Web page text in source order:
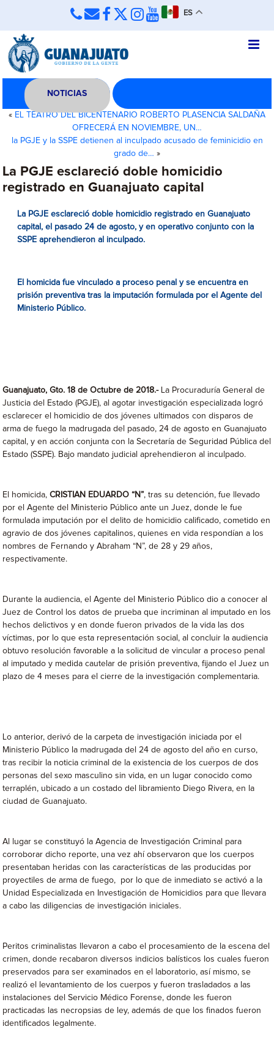
ES
NOTICIAS
« EL TEATRO DEL BICENTENARIO ROBERTO PLASENCIA SALDAÑA
OFRECERÁ EN NOVIEMBRE, UN…
la PGJE y la SSPE detienen al inculpado acusado de feminicidio en
grado de… »
La PGJE esclareció doble homicidio
registrado en Guanajuato capital
La PGJE esclareció doble homicidio registrado en Guanajuato
capital, el pasado 24 de agosto, y en operativo conjunto con la
SSPE aprehendieron al inculpado.
El homicida fue vinculado a proceso penal y se encuentra en
prisión preventiva tras la imputación formulada por el Agente del
Ministerio Público.
Guanajuato, Gto. 18 de Octubre de 2018.- La Procuraduría General de
Justicia del Estado (PGJE), al agotar investigación especializada logró
esclarecer el homicidio de dos jóvenes ultimados con disparos de
arma de fuego la madrugada del pasado, 24 de agosto en Guanajuato
capital, y en acción conjunta con la Secretaría de Seguridad Pública del
Estado (SSPE). Bajo mandato judicial aprehendieron al inculpado.
El homicida,CRISTIAN EDUARDO “N”, tras su detención, fue llevado
por el Agente del Ministerio Público ante un Juez, donde le fue
formulada imputación por el delito de homicidio calificado, cometido en
agravio de dos jóvenes capitalinos, quienes en vida respondían a los
nombres de Fernando y Abraham “N”, de 28 y 29 años,
respectivamente.
Durante la audiencia, el Agente del Ministerio Público dio a conocer al
Juez de Control los datos de prueba que incriminan al imputado en los
hechos delictivos y en donde fueron privados de la vida las dos
víctimas, por lo que esta representación social, al concluir la audiencia
obtuvo resolución favorable a la solicitud de vincular a proceso penal
al imputado y medida cautelar de prisión preventiva, fijando el Juez un
plazo de 4 meses para el cierre de la investigación complementaria.
Lo anterior, derivó de la carpeta de investigación iniciada por el
Ministerio Público la madrugada del 24 de agosto del año en curso,
tras recibir la noticia criminal de la existencia de los cuerpos de dos
personas del sexo masculino sin vida, en un lugar conocido como
terraplén, ubicado a un costado del libramiento Diego Rivera, en la
ciudad de Guanajuato.
Al lugar se constituyó la Agencia de Investigación Criminal para
corroborar dicho reporte, una vez ahí observaron que los cuerpos
presentaban heridas con las características de las producidas por
proyectiles de arma de fuego, por lo que de inmediato se activó a la
Unidad Especializada en Investigación de Homicidios para que llevara
a cabo las diligencias de investigación iniciales.
Peritos criminalistas llevaron a cabo el procesamiento de la escena del
crimen, donde recabaron diversos indicios balísticos los cuales fueron
preservados para ser examinados en el laboratorio, así mismo, se
realizó el levantamiento de los cuerpos y fueron trasladados a las
instalaciones del Servicio Médico Forense, donde les fueron
practicadas las necropsias de ley, además de que los finados fueron
identificados legalmente.